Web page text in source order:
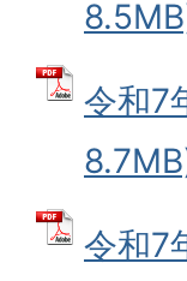
令和7
令和7